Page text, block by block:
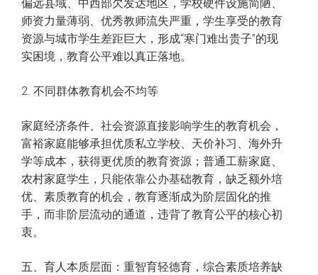
偏远县域、中西部欠发达地区，学校硬件设施简陋、
师资力量薄弱、优秀教师流失严重，学生享受的教育
资源与城市学生差距巨大，形成“寒门难出贵子”的现
实困境，教育公平难以真正落地。
2. 不同群体教育机会不均等
家庭经济条件、社会资源直接影响学生的教育机会，
富裕家庭能够承担优质私立学校、天价补习、海外升
学等成本，获得更优质的教育资源；普通工薪家庭、
农村家庭学生，只能依靠公办基础教育，缺乏额外培
优、素质教育的机会，教育逐渐成为阶层固化的推
手，而非阶层流动的通道，违背了教育公平的核心初
衷。
五、育人本质层面：重智育轻德育，综合素质培养缺